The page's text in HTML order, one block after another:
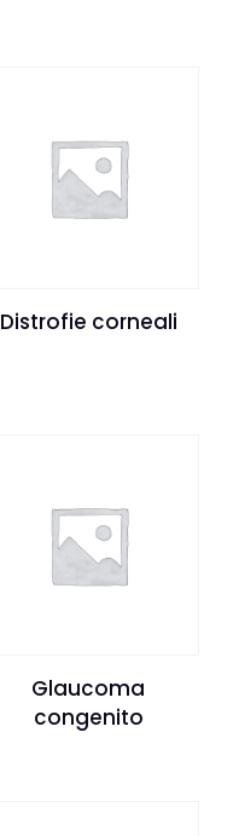
Distrofie corneali
Glaucoma
congenito